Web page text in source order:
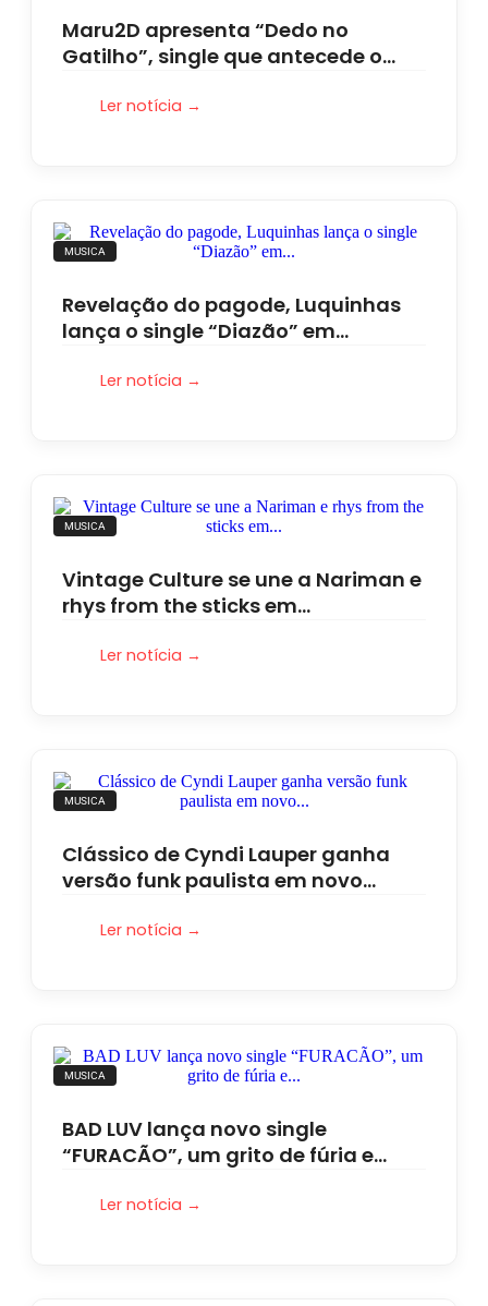
Maru2D apresenta “Dedo no
Gatilho”, single que antecede o…
Ler notícia →
MUSICA
Revelação do pagode, Luquinhas
lança o single “Diazão” em…
Ler notícia →
MUSICA
Vintage Culture se une a Nariman e
rhys from the sticks em…
Ler notícia →
MUSICA
Clássico de Cyndi Lauper ganha
versão funk paulista em novo…
Ler notícia →
MUSICA
BAD LUV lança novo single
“FURACÃO”, um grito de fúria e…
Ler notícia →